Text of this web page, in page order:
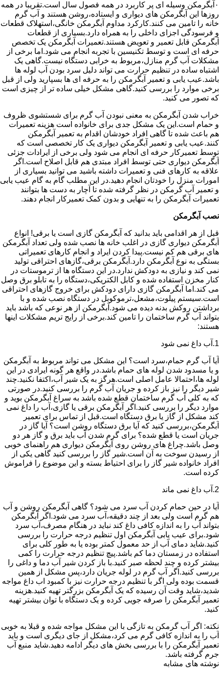
۰آبگرمکن وسیله ای پر کاربرد در همه فصول سال است.تقریبا در همه
روزها این آبگرمکن های دیواری و ایستاده،روشن هستند و آب گرم
خانه را تامین می کنند.کارکرد مداوم آبگرمکن خانگی،استهلاک قطعات
و فرسودگی اجزای داخلی را به همراه دارد.بسیاری از قطعات
آبگرمکن قابل تعمیر و تعویض هستند.تعمیرات آبگرمکن یک تخصص
حرفه ای است و توسط تکنیسین با تجربه انجام می شود.اما برخی از
مشکلات آب گرم منازل،مربوط به خرابی دستگاه نیست.گاهی یک
اشتباه ساده در تنظیم حرارت می تواند دلیل سرد بودن آب لوله ها
باشد.عیب یابی و تعمیر آبگرمکن را به حرفه ای ها بسپارید ولی از قبل
برخی موارد را بررسی کنید.گاهی مشکل خیلی ساده تر از چیزی است
که تصور می کنید.
خراب شدن آبگرمکن به معنی نبودن آب گرم برای شستشوی ظروف
و حمام است.این یک مشکل جدی برای خانواده است هزینه تعمیرات
هم باعث شده تا گاهی افراد خودشان اقدام به تعمیر آبگرمکن
کنند.عیب یابی و تعمیر آبگرمکن دیواری یک کار تخصصی است که
توسط تعمیرکار حرفه ای انجام می شود ولی برخی از ایرادات جزئی
آبگرمکن دیواری حتی توسط افراد مبتدی هم قابل اصلاح است.اگر
علاقه به کارهای فنی و تعمیرات داشته باشید می توانید بسیاری از
امورات منزل را خودتان انجام دهید.در این مطلب گام به گام عیب یابی
و تعمیر آب گرمکن در نظر گرفته شده تا آچار به دست ها بتوانند
تعمیرات آبگرمکن را به تنهایی و بدون کمک تعمیرکار انجام دهند.
نصب آبگرمکن
قبل از هر اقدامی باید بدانید که آبگرمکن گازی است یا برقی! انواع
آبگرمکن دیواری گازی در اغلب خانه ها نصب شده ولی تعداد آبگرمکن
های برقی هم کم نیست.پیدا کردن ایراد و انجام کارهای تعمیراتی
بستگی به نوع آبگرمکن دارد.آبگرمکن برقی،گازهای احتراقی تولید
نمی کند و نیازی به دودکش ندارد.در این دستگاه ها از ترموستات در
کنار مخزن استفاده شده و کابل الکتریکی،دستگاه را به تابلو برق وصل
می کند.اما آبگرمکن گازی دارای دودکش برای خروج گازهای احتراقی
است.سیستم پیلوت،مشعل،ترموکوبل در دستگاه نصب شده و با
برداشتن روکش بدنه دیده می شود.آبگرمکن از هر نوعی که باشد باید
بتواند آب گرم ساختمان را تامین کند.برخی از رایج تریم مشکلات اینها
هستند:
1.آب داغ نمی شود
آیا آب گرم حمام،سرد است؟ این مشکل می تواند مربوط به آبگرمکن
و یا مسدود شدن لوله های حمام باشد.در واقع هر گونه ایرادی در این
لوله ها،احتمالا عامل اصلی است.هرگز به یک شیر آب،اکتفا نکنید.چند
شیر دیگر را نیز باز کرده و جریان آب گرم را بررسی کنید.در صورتی
که به کلی آب گرم ساختمان قطع شده باشد به سراغ آبگرمکن بوید و
موارد دیگر را بررسی کنید.اگر آبگرمکن برقی یا گازی،آب را داغ نمی
کند مشکل از گاز یا برق دستگاه است.قبل از تماس برای تعمیر
آبگرمکن،بررسی کنید که آیا برق دستگاه روشن است؟ آیا گاز در
جریان است یا قطع شده؟ برای گرم شدن آب باید برق و گاز هر دو
وصل باشد.چراغ های روشن روی آبگرمکن دیواری هم راهنمای خوبی
از رسیدن سوخت به آن است.شیر گاز را بررسی کنید گاهی یکی از
افراد خانواده شیر گاز را برای احتیاط بسته و این موضوع را فراموش
کرده است.
2.آب داغ نمی ماند
آیا در حین حمام کردن آب سرد می شود؟ گاهی آبگرمکن روشن و آب
هم گرم است ولی بعد از چند دقیقه،آب سرد می شود.اگر آبگرمکن
بتواند آب را به اندازه کافی داغ کند نباید در هنگام مصرف،آب سرد
شود.برای عیب یابی آبگرمکن اول تنظیم درجه حرارت را بررسی
کنید.شاید دمای آب از حد معمول کمتر بوده یا به طور کلی برای
استفاده در زمستان دما کم باشد.پیچ تنظیم درجه حرارت را کمی
بیشتر کرده و چند لحظه صبر کنید.با باز کردن شیر آب دما و داغی را
بررسی کنید.اگر آب گرم در لوله جریان دارد،پس مشکل از همین
قسمت بوده ولی اگر با تنظیم درجه حرارت نیز با کمبود اب داغ مواجه
شدید،شاید وقت آن رسیده که یک آبگرمکن بزرگتر تهیه کنید.هزینه
تعمیر آبگرمکن را صرفه جویی کرده و یک دستگاه با توان بیشتر تهیه
کنید.
نکته: اگر آب گرمکن به تازگی با این مشکل مواجه شده و قبلا به خوبی
آب را به اندازه کافی گرم می کرد،مشکل از جای دیگری است و باید
تعمیر آبگرمکن را با بررسی بخش های دیگر ادامه دهید.شاید منبع آب
جرم گرفته باشد.
نوشته های مشابه